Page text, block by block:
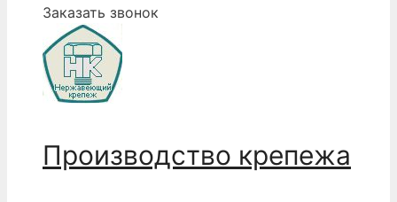
Заказать звонок
Производство крепежа